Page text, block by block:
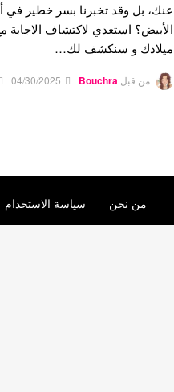
عنك، بل وقد تخبرنا بسر خطير
الأبيض؟ استعدي لاكتشاف
ميلادك و سنكشف لك…
من قبل Bouchra
04/30/2025
من نحن سياسة الاستخدام